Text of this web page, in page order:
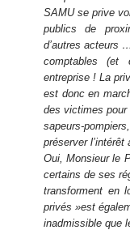
SAMU se prive
publics de
d’autres acteurs
comptables (et
entreprise ! La
est donc en
des victimes pour
sapeurs-
préserver l’intérêt
Oui, Monsieur le
certains de ses
transforment en
privés »est
inadmissible que